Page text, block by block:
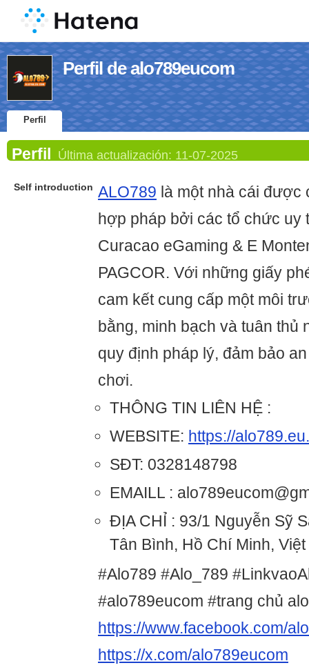
Perfil de alo789eucom
Perfil
Perfil Última actualización: 11-07-2025
Self introduction ALO789 là một nhà cái được
hợp pháp bởi các tổ chức uy
Curacao eGaming & E
PAGCOR. Với những giấy
cam kết cung cấp một môi
bằng, minh bạch và tuân thủ
quy định pháp lý, đảm bảo
chơi.
THÔNG TIN LIÊN HỆ :
WEBSITE: https://
SĐT: 0328148798
EMAILL :
ĐỊA CHỈ : 93/1 Nguyễn Sỹ
Tân Bình, Hồ Chí Minh,
#Alo789 #Alo_789
#alo789eucom #trang chủ
https://www.facebook.com/
https://x.com/alo789eucom